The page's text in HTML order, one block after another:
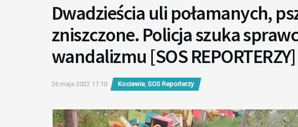
Dwadzieścia uli połamanych,
zniszczone. Policja szuka
wandalizmu [SOS REPORTERZY]
26 maja 2022 17:10 Kociewie, SOS Reporterzy